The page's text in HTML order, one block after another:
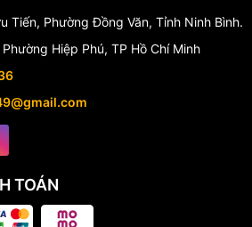
Tiến, Phường Đồng Văn, Tỉnh Ninh Bình.
Hiệp Phú, TP Hồ Chí Minh
TOÁN